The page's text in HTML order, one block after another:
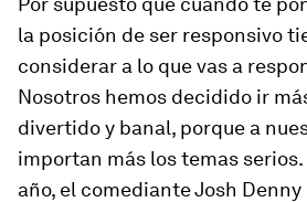
la posición de ser responsivo
considerar a lo que vas a
Nosotros hemos decidido ir
divertido y banal, porque a
importan más los temas
año, el comediante Josh